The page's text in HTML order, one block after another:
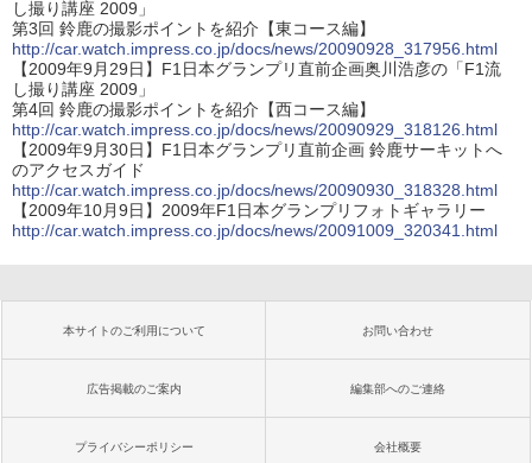
し撮り講座 2009」
第3回 鈴鹿の撮影ポイントを紹介【東コース編】
http://car.watch.impress.co.jp/docs/news/20090928_317956.html
【2009年9月29日】F1日本グランプリ直前企画奥川浩彦の「F1流
し撮り講座 2009」
第4回 鈴鹿の撮影ポイントを紹介【西コース編】
http://car.watch.impress.co.jp/docs/news/20090929_318126.html
【2009年9月30日】F1日本グランプリ直前企画 鈴鹿サーキットへ
のアクセスガイド
http://car.watch.impress.co.jp/docs/news/20090930_318328.html
【2009年10月9日】2009年F1日本グランプリフォトギャラリー
http://car.watch.impress.co.jp/docs/news/20091009_320341.html
本サイトのご利用について お問い合わせ
広告掲載のご案内 編集部へのご連絡
プライバシーポリシー 会社概要